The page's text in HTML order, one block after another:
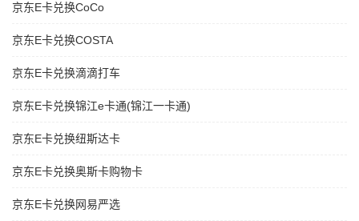
京东E卡兑换CoCo
京东E卡兑换COSTA
京东E卡兑换滴滴打车
京东E卡兑换锦江e卡通(锦江一卡通)
京东E卡兑换纽斯达卡
京东E卡兑换奥斯卡购物卡
京东E卡兑换网易严选